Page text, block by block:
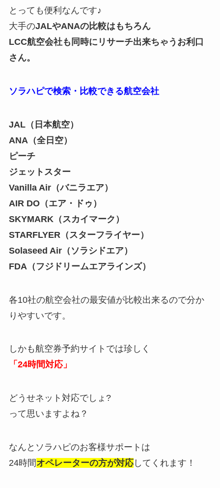
とっても便利なんです♪︎
大手のJALやANAの比較はもちろん
LCC航空会社も同時にリサーチ出来ちゃうお利口
さん。
ソラハピで検索・比較できる航空会社
JAL（日本航空）
ANA（全日空）
ピーチ
ジェットスター
Vanilla Air（バニラエア）
AIR DO（エア・ドゥ）
SKYMARK（スカイマーク）
STARFLYER（スターフライヤー）
Solaseed Air（ソラシドエア）
FDA（フジドリームエアラインズ）
各10社の航空会社の最安値が比較出来るので分か
りやすいです。
しかも航空券予約サイトでは珍しく
「24時間対応」
どうせネット対応でしょ?
って思いますよね？
なんとソラハピのお客様サポートは
24時間オペレーターの方が対応してくれます！